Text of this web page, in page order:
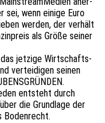
sei, wenn einige Euro
werden, der verhält
als Größe seiner
jetzi­ge Wirt­schafts-
vertei­di­gen seinen
entsteht durch
die Grund­la­ge der
Bodenrecht.